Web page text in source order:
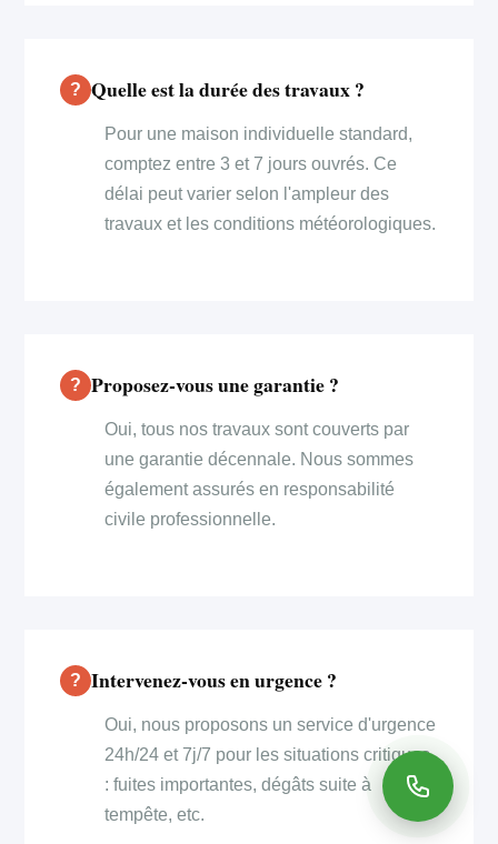
Quelle est la durée des travaux ?
Pour une maison individuelle standard,
comptez entre 3 et 7 jours ouvrés. Ce
délai peut varier selon l'ampleur des
travaux et les conditions météorologiques.
Proposez-vous une garantie ?
Oui, tous nos travaux sont couverts par
une garantie décennale. Nous sommes
également assurés en responsabilité
civile professionnelle.
Intervenez-vous en urgence ?
Oui, nous proposons un service d'urgence
24h/24 et 7j/7 pour les situations critiques
: fuites importantes, dégâts suite à
tempête, etc.